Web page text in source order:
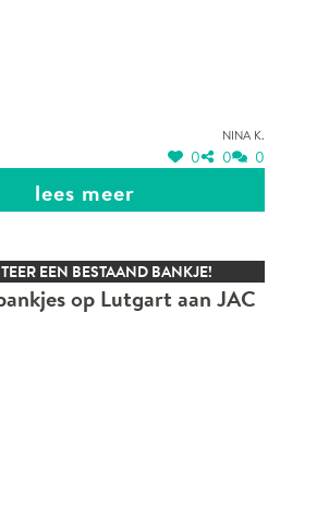
Nina K.
0 0 0
lees meer
EEN BESTAAND BANKJE!
op Lutgart aan JAC